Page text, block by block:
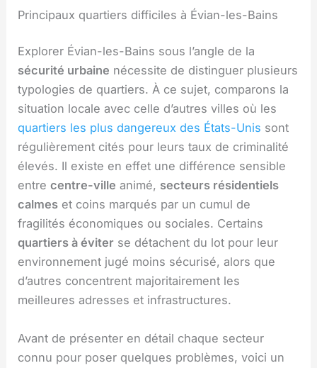
Principaux quartiers difficiles à Évian-les-Bains
Explorer Évian-les-Bains sous l’angle de la
sécurité urbaine nécessite de distinguer plusieurs
typologies de quartiers. À ce sujet, comparons la
situation locale avec celle d’autres villes où les
quartiers les plus dangereux des États-Unis sont
régulièrement cités pour leurs taux de criminalité
élevés. Il existe en effet une différence sensible
entrecentre-ville animé, secteurs résidentiels
calmes et coins marqués par un cumul de
fragilités économiques ou sociales. Certains
quartiers à éviter se détachent du lot pour leur
environnement jugé moins sécurisé, alors que
d’autres concentrent majoritairement les
meilleures adresses et infrastructures.
Avant de présenter en détail chaque secteur
connu pour poser quelques problèmes, voici un